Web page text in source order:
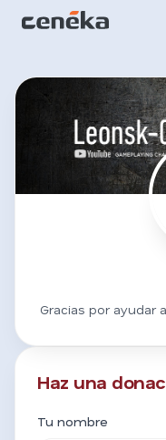
Gracias por ayudar
Haz una
Tu nombre